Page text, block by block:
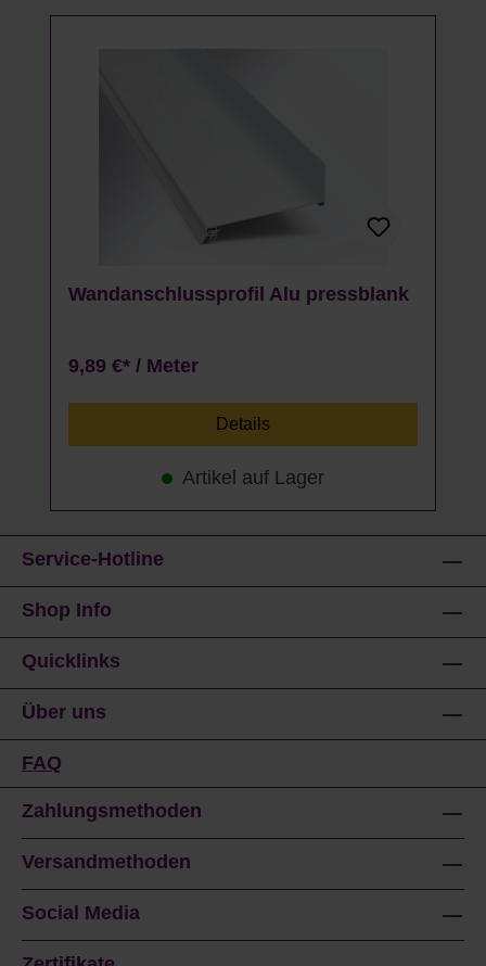
Wandanschlussprofil Alu pressblank
9,89 €* / Meter
Details
Artikel auf Lager
Service-Hotline
Shop Info
Quicklinks
Über uns
FAQ
Zahlungsmethoden
Versandmethoden
Social Media